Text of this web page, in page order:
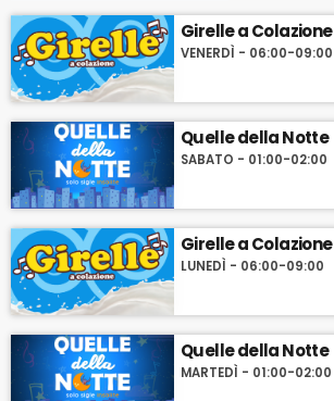
Girelle a Colazione
VENERDÌ - 06:00-09:00
Quelle della Notte
SABATO - 01:00-02:00
Girelle a Colazione
LUNEDÌ - 06:00-09:00
Quelle della Notte
MARTEDÌ - 01:00-02:00